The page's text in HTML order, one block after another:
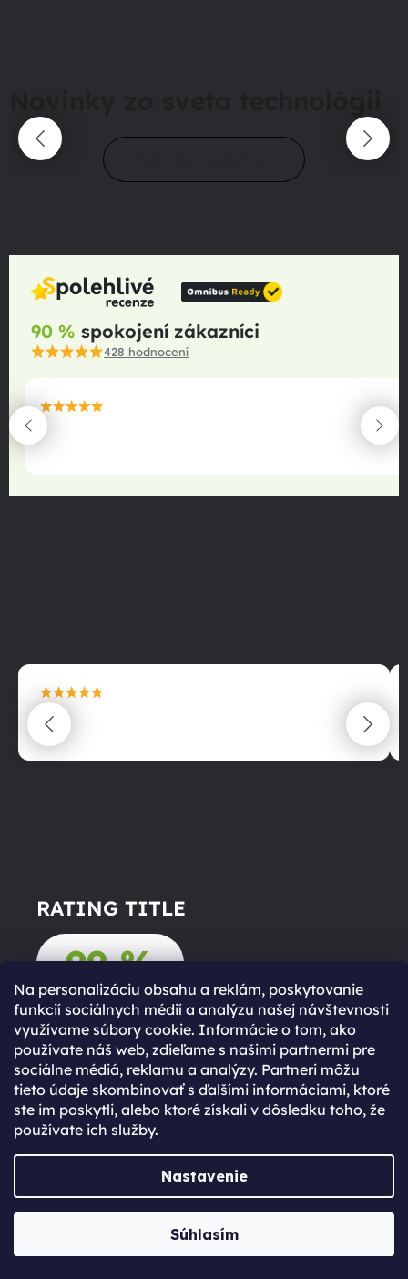
Na personalizáciu obsahu a reklám, poskytovanie
funkcií sociálnych médií a analýzu našej návštevnosti
využívame súbory cookie. Informácie o tom, ako
používate náš web, zdieľame s našimi partnermi pre
sociálne médiá, reklamu a analýzy. Partneri môžu
tieto údaje skombinovať s ďalšími informáciami, ktoré
ste im poskytli, alebo ktoré získali v dôsledku toho, že
používate ich služby.
Nastavenie
Súhlasím
90 % spokojení zákazníci
428 hodnocení
maximální spokojenost
22.06.2025
maximální spokojenost
22.06.2025
RATING TITLE
99 %
RATING PARAGRAPH
RATING CTA BTN
Košík je prázdny